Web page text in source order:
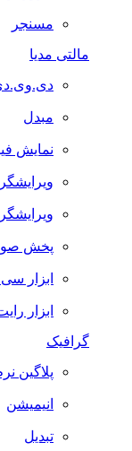
مسنجر
مالتی مدیا
مبدل
نمایش
پخش
ابزار
ابزار
گرافیک
پلاگین
انیمیشن
تبدیل